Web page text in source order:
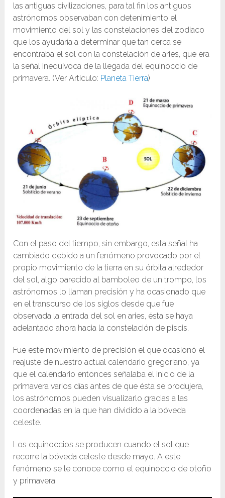
las antiguas civilizaciones, para tal fin los antiguos
astrónomos observaban con detenimiento el
movimiento del sol y las constelaciones del zodiaco
que los ayudaría a determinar que tan cerca se
encontraba el sol con la constelación de aries, que era
la señal inequívoca de la llegada del equinoccio de
primavera. (Ver Articulo: Planeta Tierra)
Con el paso del tiempo, sin embargo, esta señal ha
cambiado debido a un fenómeno provocado por el
propio movimiento de la tierra en su órbita alrededor
del sol, algo parecido al bamboleo de un trompo, los
astrónomos lo llaman precisión y ha ocasionado que
en el transcurso de los siglos desde que fue
observada la entrada del sol en aries, ésta se haya
adelantado ahora hacia la constelación de piscis.
Fue este movimiento de precisión el que ocasionó el
reajuste de nuestro actual calendario gregoriano, ya
que el calendario entonces señalaba el inicio de la
primavera varios días antes de que ésta se produjera,
los astrónomos pueden visualizarlo gracias a las
coordenadas en la que han dividido a la bóveda
celeste.
Los equinoccios se producen cuando el sol que
recorre la bóveda celeste desde mayo. A este
fenómeno se le conoce como el equinoccio de otoño
y primavera.